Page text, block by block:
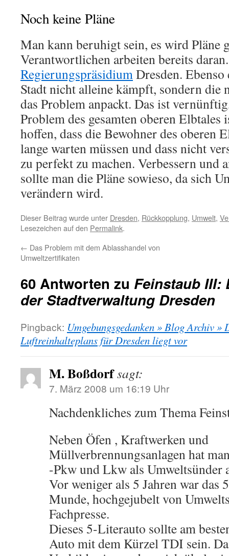
Noch keine Pläne
Man kann beruhigt sein, es wird Pläne
Verantwortlichen arbeiten bereits
RegierungspräsidiumDresden.
Stadt nicht alleine kämpft, sondern die
das Problem anpackt. Das ist
Problem des gesamten oberen Elbtales
hoffen, dass die Bewohner des oberen
lange warten müssen und dass nicht
zu perfekt zu machen. Verbessern und
sollte man die Pläne sowieso, da sich
verändern wird.
Dieser Beitrag wurde unter Dresden, Rückkopplung, Umwelt,
Lesezeichen auf den Permalink.
← Das Problem mit dem Ablasshandel von
Umweltzertifikaten
60 Antworten zu Feinstaub III:
der Stadtverwaltung Dresden
Pingback: Umgebungsgedanken » Blog Archiv »
Luftreinhalteplans für Dresden liegt vor
M. Boßdorfsagt:
7. März 2008 um 16:19 Uhr
Nachdenkliches zum Thema
Neben Öfen , Kraftwerken und
Müllverbrennungsanlagen hat
-Pkw und Lkw als Umweltsünder
Vor weniger als 5 Jahren war
Munde, hochgejubelt von
Fachpresse.
Dieses 5-Literauto sollte am
Auto mit dem Kürzel TDI sein.